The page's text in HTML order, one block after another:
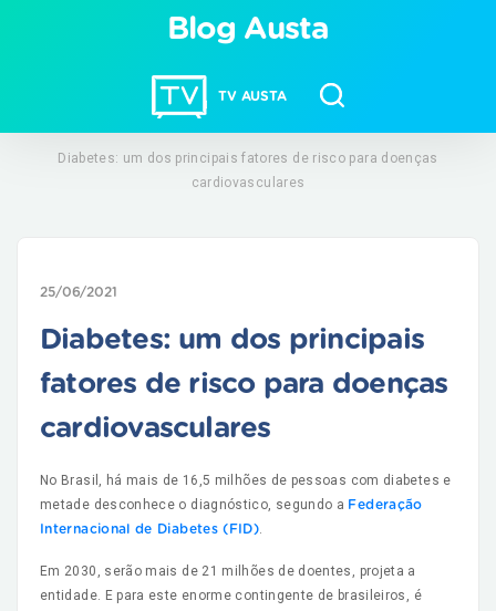
TV AUSTA
Blog Austa
Diabetes: um dos principais fatores de risco para doenças
cardiovasculares
25/06/2021
Diabetes: um dos principais
fatores de risco para doenças
cardiovasculares
No Brasil, há mais de 16,5 milhões de pessoas com diabetes e
metade desconhece o diagnóstico, segundo a Federação
Internacional de Diabetes (FID).
Em 2030, serão mais de 21 milhões de doentes, projeta a
entidade. E para este enorme contingente de brasileiros, é